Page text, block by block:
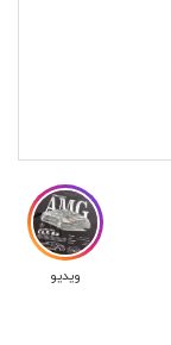
ویدیو